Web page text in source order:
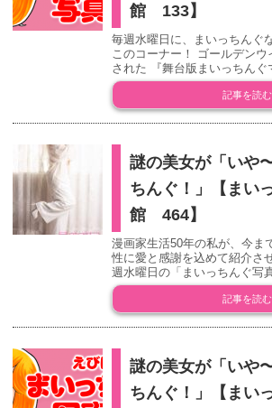
館 133】
毎週水曜日に、まいっちんぐ
このコーナー！ ゴールデンウ
された 『舞台版まいっちんぐ
記事を読む
謎の美女が「いや
ちんぐ！」【まい
館 464】
漫画家生活50年の私が、今ま
性に愛と感謝を込めて紹介さ
週水曜日の「まいっちんぐ写
記事を読む
謎の美女が「いや
ちんぐ！」【まい